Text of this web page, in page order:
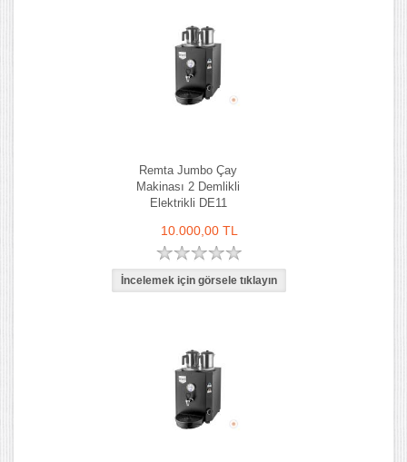
Remta Jumbo Çay
Makinası 2 Demlikli
Elektrikli DE11
10.000,00 TL